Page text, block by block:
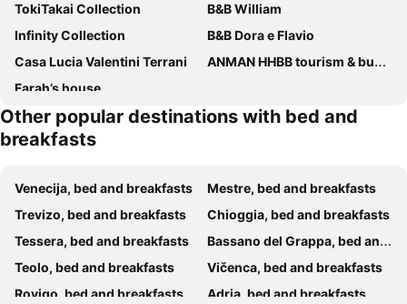
TokiTakai Collection
B&B William
Infinity Collection
B&B Dora e Flavio
Casa Lucia Valentini Terrani
ANMAN HHBB tourism & business rooms
Farah’s house
Other popular destinations with bed and
breakfasts
Venecija, bed and breakfasts
Mestre, bed and breakfasts
Trevizo, bed and breakfasts
Chioggia, bed and breakfasts
Tessera, bed and breakfasts
Bassano del Grappa, bed and breakfasts
Teolo, bed and breakfasts
Vičenca, bed and breakfasts
Rovigo, bed and breakfasts
Adria, bed and breakfasts